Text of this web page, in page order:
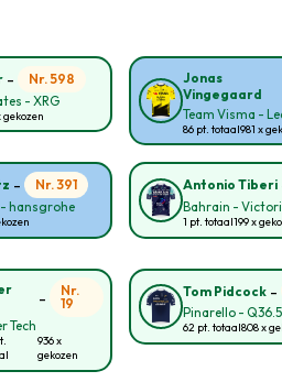
-
Nr. 598
- XRG
gekozen
Jonas
Vingegaard
Team Visma -
86 pt. totaal981 x
-
Nr. 391
- hansgrohe
Antonio Tiberi
Bahrain -
1 pt. totaal199 x
-
Nr.
19
Tech
936 x
gekozen
Tom Pidcock -
Pinarello -
62 pt. totaal808 x